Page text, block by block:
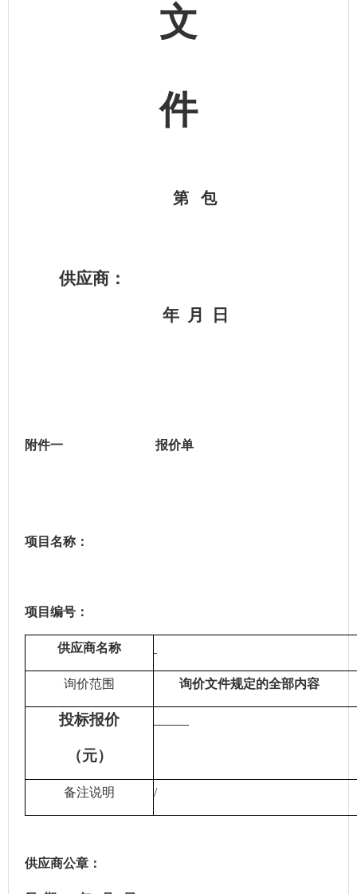
文
件
第 包
供应商：
年 月 日
附件一 报价单
项目名称：
项目编号：
供应商名称
询价范围 询价文件规定的全部内容
投标报价
（元）
备注说明 /
供应商公章：